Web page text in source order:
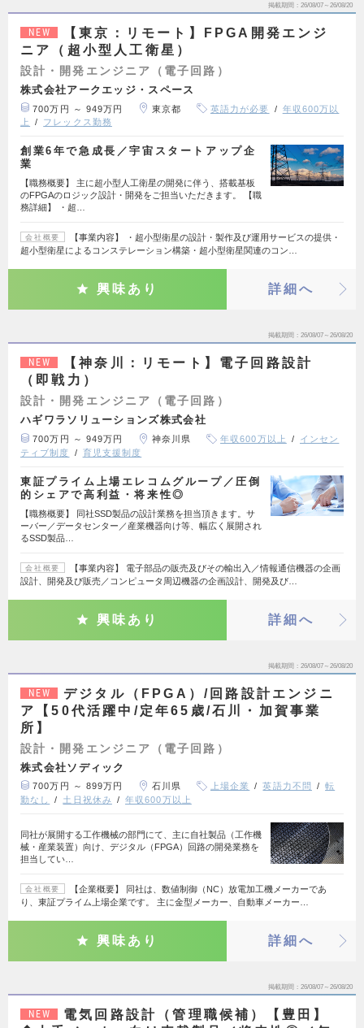
掲載期間 26/08/07～26/08/20
NEW
【東京：リモート】FPGA開発エンジ
ニア（超小型人工衛星）
設計・開発エンジニア（電子回路）
株式会社アークエッジ・スペース
700万円 ～ 949万円 東京都 英語力が必要
年収600万以
上
フレックス勤務
創業6年で急成長／宇宙スタートアップ企
業
【職務概要】 主に超小型人工衛星の開発に伴う、搭載基板
のFPGAのロジック設計・開発をご担当いただきます。 【職
務詳細】 ・超…
会社概要
【事業内容】 ・超小型衛星の設計・製作及び運用サービスの提供・
超小型衛星によるコンステレーション構築・超小型衛星関連のコン…
興味あり 詳細へ
掲載期間 26/08/07～26/08/20
NEW
【神奈川：リモート】電子回路設計
（即戦力）
設計・開発エンジニア（電子回路）
ハギワラソリューションズ株式会社
700万円 ～ 949万円 神奈川県 年収600万以上
インセン
ティブ制度
育児支援制度
東証プライム上場エレコムグループ／圧倒
的シェアで高利益・将来性◎
【職務概要】 同社SSD製品の設計業務を担当頂きます。サ
ーバー／データセンター／産業機器向け等、幅広く展開され
るSSD製品…
会社概要
【事業内容】 電子部品の販売及びその輸出入／情報通信機器の企画
設計、開発及び販売／コンピュータ周辺機器の企画設計、開発及び…
興味あり 詳細へ
掲載期間 26/08/07～26/08/20
NEW
デジタル（FPGA）/回路設計エンジニ
ア【50代活躍中/定年65歳/石川・加賀事業
所】
設計・開発エンジニア（電子回路）
株式会社ソディック
700万円 ～ 899万円 石川県 上場企業 英語力不問
転
勤なし
土日祝休み 年収600万以上
同社が展開する工作機械の部門にて、主に自社製品（工作機
械・産業装置）向け、デジタル（FPGA）回路の開発業務を
担当してい…
会社概要
【企業概要】 同社は、数値制御（NC）放電加工機メーカーであ
り、東証プライム上場企業です。 主に金型メーカー、自動車メーカー…
興味あり 詳細へ
掲載期間 26/08/07～26/08/20
NEW
電気回路設計（管理職候補）【豊田】